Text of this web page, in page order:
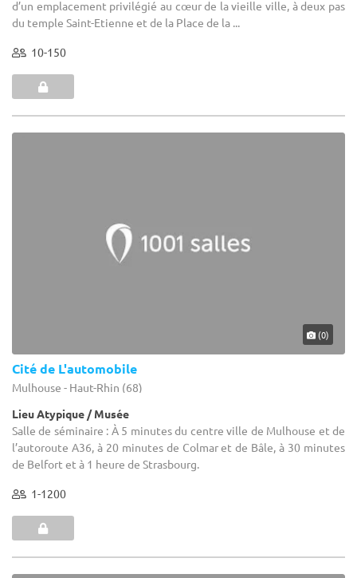
d’un emplacement privilégié au cœur de la vieille ville, à deux pas
du temple Saint-Etienne et de la Place de la ...
10-150
(0)
Cité de L'automobile
Mulhouse - Haut-Rhin (68)
Lieu Atypique / Musée
Salle de séminaire : À 5 minutes du centre ville de Mulhouse et de
l’autoroute A36, à 20 minutes de Colmar et de Bâle, à 30 minutes
de Belfort et à 1 heure de Strasbourg.
1-1200